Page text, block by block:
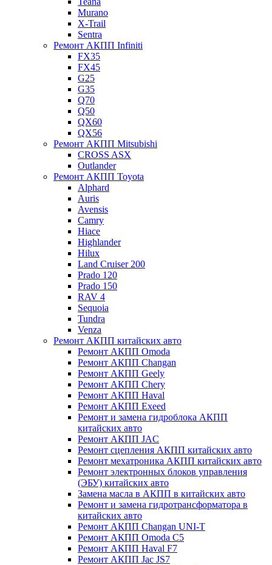
Murano
X-Trail
Sentra
Ремонт АКПП Infiniti
FX35
FX45
G25
G35
Q70
Q50
QX60
QX56
Ремонт АКПП Mitsubishi
CROSS ASX
Outlander
Ремонт АКПП Toyota
Alphard
Auris
Avensis
Camry
Hiace
Highlander
Hilux
Land Cruiser 200
Prado 120
Prado 150
RAV 4
Sequoia
Tundra
Venza
Ремонт АКПП китайских авто
Ремонт АКПП Omoda
Ремонт АКПП Changan
Ремонт АКПП Geely
Ремонт АКПП Chery
Ремонт АКПП Haval
Ремонт АКПП Exeed
Ремонт и замена гидроблока АКПП
китайских авто
Ремонт АКПП JAC
Ремонт сцепления АКПП китайских авто
Ремонт мехатроника АКПП китайских авто
Ремонт электронных блоков управления
(ЭБУ) китайских авто
Замена масла в АКПП в китайских авто
Ремонт и замена гидротрансформатора в
китайских авто
Ремонт АКПП Changan UNI-T
Ремонт АКПП Omoda C5
Ремонт АКПП Haval F7
Ремонт АКПП Jac JS7